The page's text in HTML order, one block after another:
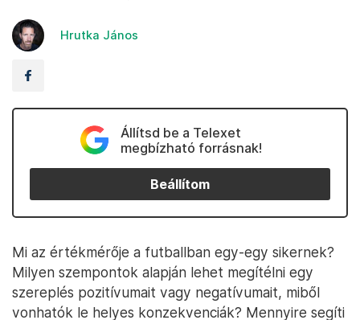
Hrutka János
Állítsd be a Telexet
megbízható forrásnak!
Beállítom
Mi az értékmérője a futballban egy-egy sikernek?
Milyen szempontok alapján lehet megítélni egy
szereplés pozitívumait vagy negatívumait, miből
vonhatók le helyes konzekvenciák? Mennyire segíti